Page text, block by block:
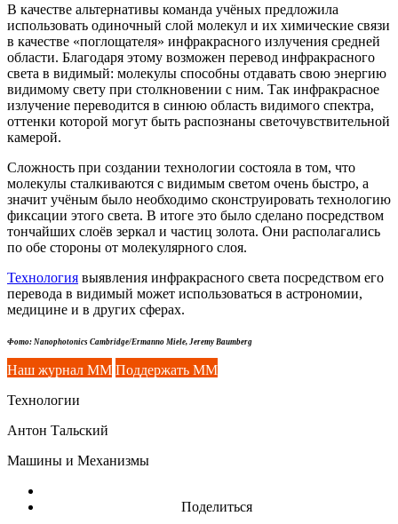
В качестве альтернативы команда учёных предложила
использовать одиночный слой молекул и их химические связи
в качестве «поглощателя» инфракрасного излучения средней
области. Благодаря этому возможен перевод инфракрасного
света в видимый: молекулы способны отдавать свою энергию
видимому свету при столкновении с ним. Так инфракрасное
излучение переводится в синюю область видимого спектра,
оттенки которой могут быть распознаны светочувствительной
камерой.
Сложность при создании технологии состояла в том, что
молекулы сталкиваются с видимым светом очень быстро, а
значит учёным было необходимо сконструировать технологию
фиксации этого света. В итоге это было сделано посредством
тончайших слоёв зеркал и частиц золота. Они располагались
по обе стороны от молекулярного слоя.
Технология выявления инфракрасного света посредством его
перевода в видимый может использоваться в астрономии,
медицине и в других сферах.
Фото: Nanophotonics Cambridge/Ermanno Miele, Jeremy Baumberg
Наш журнал ММ Поддержать ММ
Технологии
Антон Тальский
Машины и Механизмы
Поделиться